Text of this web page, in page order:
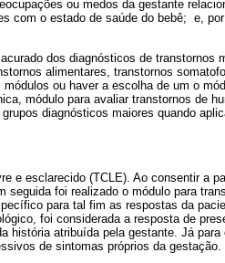
ou medos da gestante
com o estado de saúde do bebê; e,
dos diagnósticos de transtornos
alimentares, transtornos
ou haver a escolha de um o
módulo para avaliar transtornos de
diagnósticos maiores quando
e esclarecido (TCLE). Ao consentir a
foi realizado o módulo para
para tal fim as respostas da
foi considerada a resposta de
história atribuída pela gestante. Já
de sintomas próprios da gestação.